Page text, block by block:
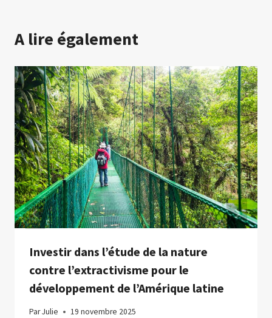
A lire également
Investir dans l’étude de la nature
contre l’extractivisme pour le
développement de l’Amérique latine
ParJulie 19 novembre 2025